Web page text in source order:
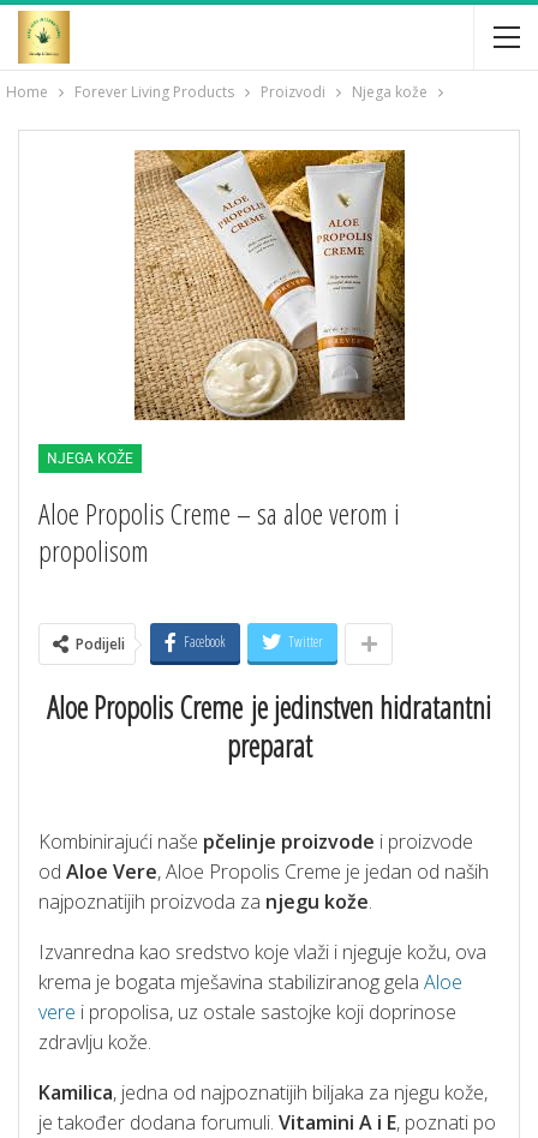
Home Forever Living Products Proizvodi Njega kože
NJEGA KOŽE
Aloe Propolis Creme – sa aloe verom i
propolisom
Podijeli Facebook Twitter
Aloe Propolis Creme je jedinstven hidratantni
preparat
Kombinirajući naše pčelinje proizvode i proizvode
od Aloe Vere, Aloe Propolis Creme je jedan od naših
najpoznatijih proizvoda za njegu kože.
Izvanredna kao sredstvo koje vlaži i njeguje kožu, ova
krema je bogata mješavina stabiliziranog gela Aloe
vere i propolisa, uz ostale sastojke koji doprinose
zdravlju kože.
Kamilica, jedna od najpoznatijih biljaka za njegu kože,
je također dodana forumuli. Vitamini A i E, poznati po